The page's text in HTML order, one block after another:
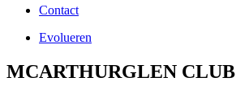
Contact
Evolueren
MCARTHURGLEN CLUB